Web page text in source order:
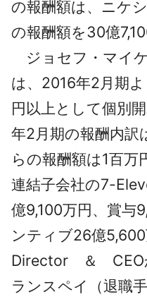
の報酬額は、ニケ
の報酬額を30億
ジョセフ・マイ
は、2016年2月期
円以上として個別
年2月期の報酬内訳
らの報酬額は1百万
連結子会社の7-
億9,100万円、賞与
ンティブ26億
Director ＆ CEO
ランスペイ（退職